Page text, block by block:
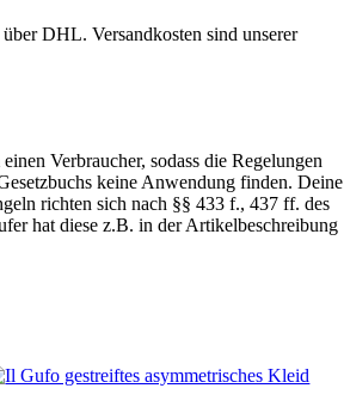
DHL. Versandkosten sind unserer
Verbraucher, sodass die Regelungen
keine Anwendung finden. Deine
richten sich nach §§ 433 f., 437 ff. des
hat diese z.B. in der Artikelbeschreibung